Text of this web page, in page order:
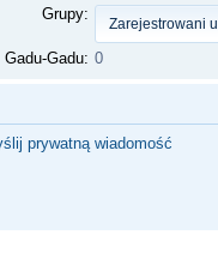
Grupy:
Gadu-Gadu: 0
prywatną wiadomość